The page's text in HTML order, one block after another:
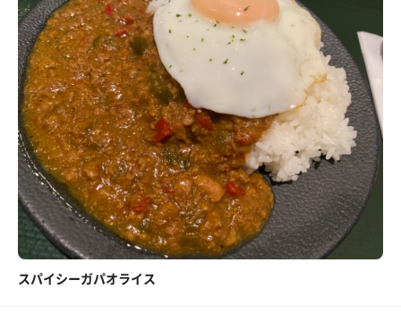
スパイシーガパオライス